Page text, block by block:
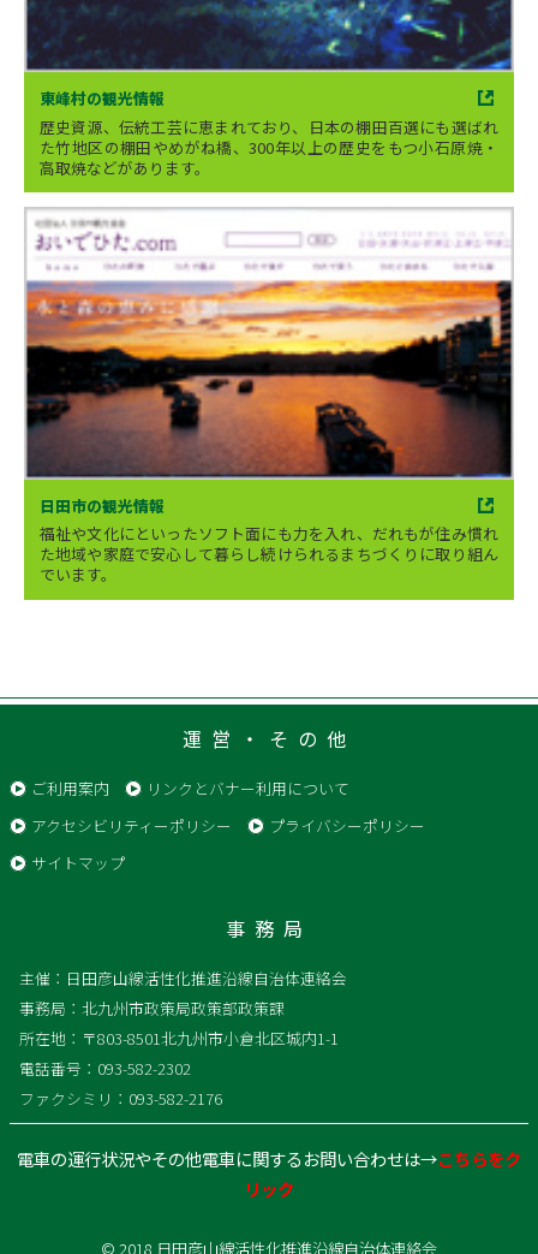
東峰村の観光情報
歴史資源、伝統工芸に恵まれており、日本の棚田百選にも選ばれ
た竹地区の棚田やめがね橋、300年以上の歴史をもつ小石原焼・
高取焼などがあります。
日田市の観光情報
福祉や文化にといったソフト面にも力を入れ、だれもが住み慣れ
た地域や家庭で安心して暮らし続けられるまちづくりに取り組ん
でいます。
運営・その他
ご利用案内
リンクとバナー利用について
アクセシビリティーポリシー
プライバシーポリシー
サイトマップ
事務局
主催：日田彦山線活性化推進沿線自治体連絡会
事務局：北九州市政策局政策部政策課
所在地：〒803-8501北九州市小倉北区城内1-1
電話番号：093-582-2302
ファクシミリ：093-582-2176
電車の運行状況やその他電車に関するお問い合わせは→こちらをク
リック
© 2018 日田彦山線活性化推進沿線自治体連絡会